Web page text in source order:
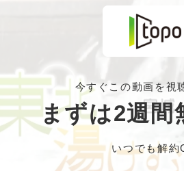
今すぐこの動画を視
まずは2週間
いつでも解約